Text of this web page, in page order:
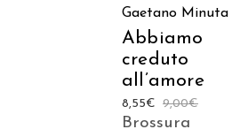
Gaetano Minuta
Abbiamo
creduto
all’amore
9,00€
8,55€
Brossura